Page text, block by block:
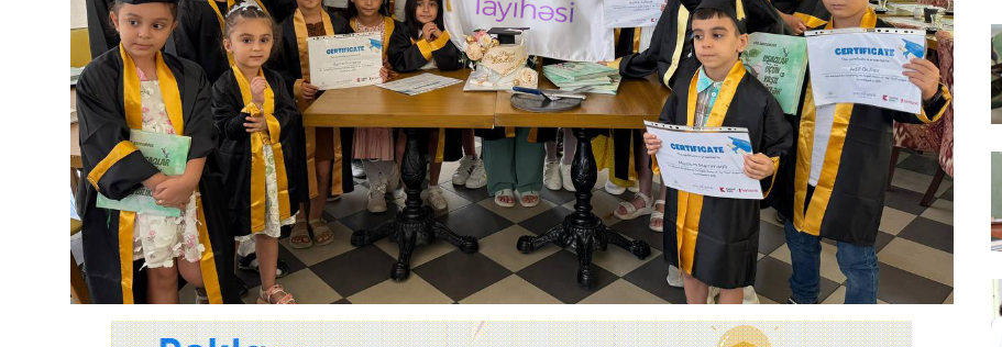
Reportaj
Pedaqogika
Regionlar
Qəzetin PDF arxivi
İctimai şura
Dünya